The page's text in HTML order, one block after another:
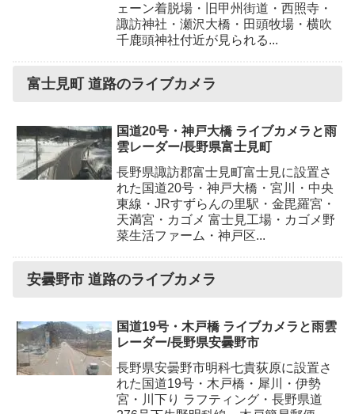
ェーン着脱場・旧甲州街道・西照寺・
諏訪神社・瀬沢大橋・田頭牧場・横吹
千鹿頭神社付近が見られる...
富士見町 道路のライブカメラ
国道20号・神戸大橋 ライブカメラと雨
雲レーダー/長野県富士見町
長野県諏訪郡富士見町富士見に設置さ
れた国道20号・神戸大橋・宮川・中央
東線・JRすずらんの里駅・金毘羅宮・
天満宮・カゴメ 富士見工場・カゴメ野
菜生活ファーム・神戸区...
安曇野市 道路のライブカメラ
国道19号・木戸橋 ライブカメラと雨雲
レーダー/長野県安曇野市
長野県安曇野市明科七貴荻原に設置さ
れた国道19号・木戸橋・犀川・伊勢
宮・川下り ラフティング・長野県道